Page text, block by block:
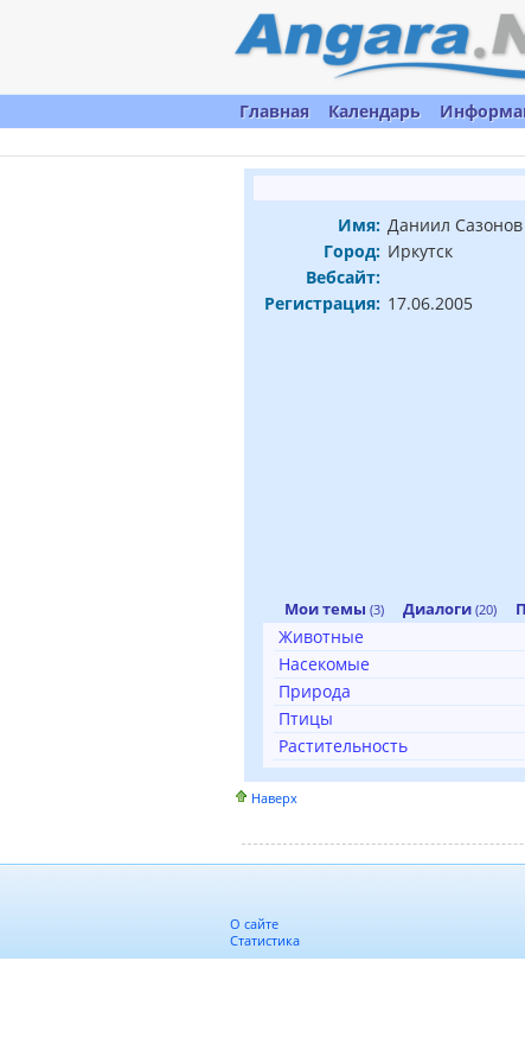
Главная Календарь
Имя: Даниил Cазонов
Город: Иркутск
Вебсайт:
Регистрация: 17.06.2005
Мои темы (3) Диалоги (20)
Животные
Насекомые
Природа
Птицы
Растительность
Наверх
О сайте
Статистика